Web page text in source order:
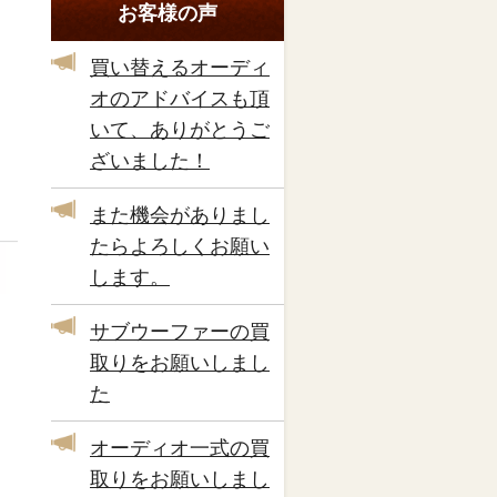
お客様の声
買い替えるオーディ
オのアドバイスも頂
いて、ありがとうご
ざいました！
また機会がありまし
たらよろしくお願い
します。
サブウーファーの買
取りをお願いしまし
た
オーディオ一式の買
取りをお願いしまし